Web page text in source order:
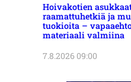
Hoivakotien
raamattuhetkiä ja
tuokioita –
materiaali valmiina
7.8.2026 09:00